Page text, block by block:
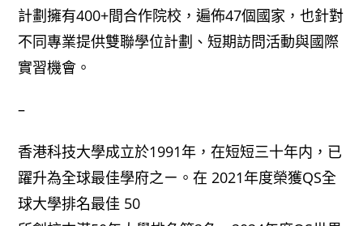
計劃擁有400+間合作院校，遍佈47個國家，也針對
不同專業提供雙聯學位計劃、短期訪問活動與國際
實習機會。
–
香港科技大學成立於1991年，在短短三十年内，已
躍升為全球最佳學府之ㄧ。在 2021年度榮獲QS全
球大學排名最佳 50